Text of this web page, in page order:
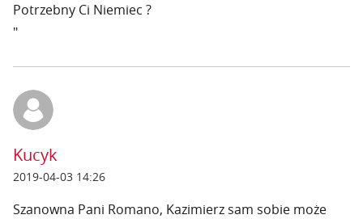
Potrzebny Ci Niemiec ?
"
Kucyk
2019-04-03 14:26
Szanowna Pani Romano, Kazimierz sam sobie może